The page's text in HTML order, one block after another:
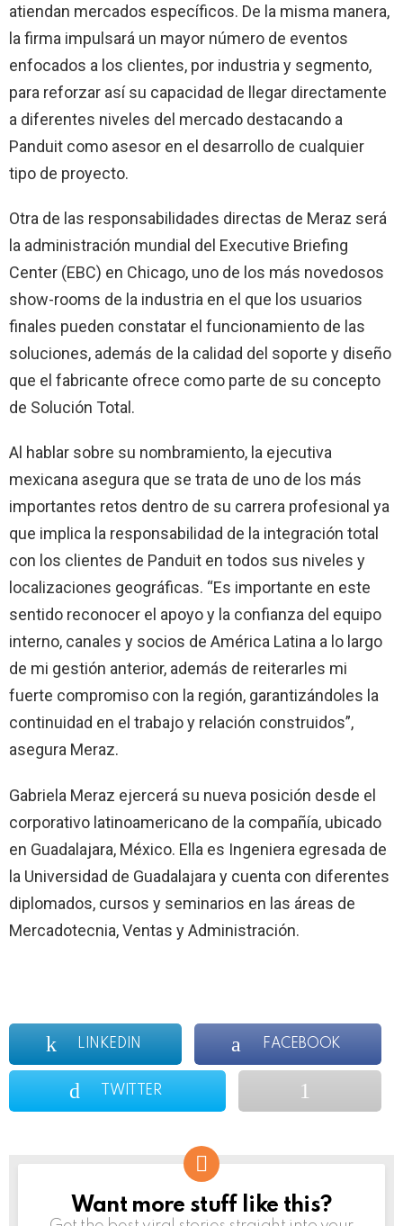
atiendan mercados específicos. De la misma manera,
la firma impulsará un mayor número de eventos
enfocados a los clientes, por industria y segmento,
para reforzar así su capacidad de llegar directamente
a diferentes niveles del mercado destacando a
Panduit como asesor en el desarrollo de cualquier
tipo de proyecto.
Otra de las responsabilidades directas de Meraz será
la administración mundial del Executive Briefing
Center (EBC) en Chicago, uno de los más novedosos
show-rooms de la industria en el que los usuarios
finales pueden constatar el funcionamiento de las
soluciones, además de la calidad del soporte y diseño
que el fabricante ofrece como parte de su concepto
de Solución Total.
Al hablar sobre su nombramiento, la ejecutiva
mexicana asegura que se trata de uno de los más
importantes retos dentro de su carrera profesional ya
que implica la responsabilidad de la integración total
con los clientes de Panduit en todos sus niveles y
localizaciones geográficas. “Es importante en este
sentido reconocer el apoyo y la confianza del equipo
interno, canales y socios de América Latina a lo largo
de mi gestión anterior, además de reiterarles mi
fuerte compromiso con la región, garantizándoles la
continuidad en el trabajo y relación construidos”,
asegura Meraz.
Gabriela Meraz ejercerá su nueva posición desde el
corporativo latinoamericano de la compañía, ubicado
en Guadalajara, México. Ella es Ingeniera egresada de
la Universidad de Guadalajara y cuenta con diferentes
diplomados, cursos y seminarios en las áreas de
Mercadotecnia, Ventas y Administración.
LINKEDIN FACEBOOK
TWITTER
NEWSLETTER
Want more stuff like this?